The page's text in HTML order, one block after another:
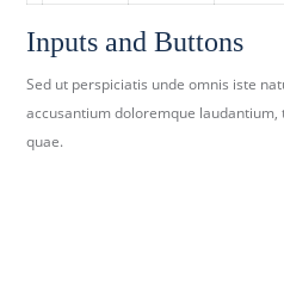
Inputs and Buttons
Sed ut perspiciatis unde omnis iste
accusantium doloremque
quae.